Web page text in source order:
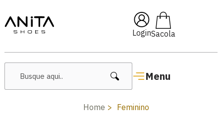
Login
Menu
🔥 Lançamentos Femininos
Home Feminino